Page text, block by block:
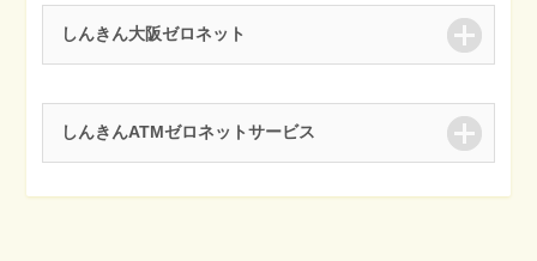
しんきん大阪ゼロネット
しんきんATMゼロネットサービス